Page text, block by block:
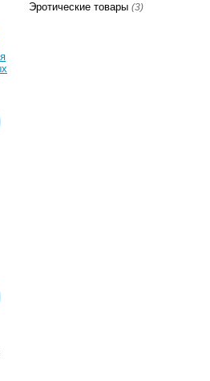
Эротические товары (3)